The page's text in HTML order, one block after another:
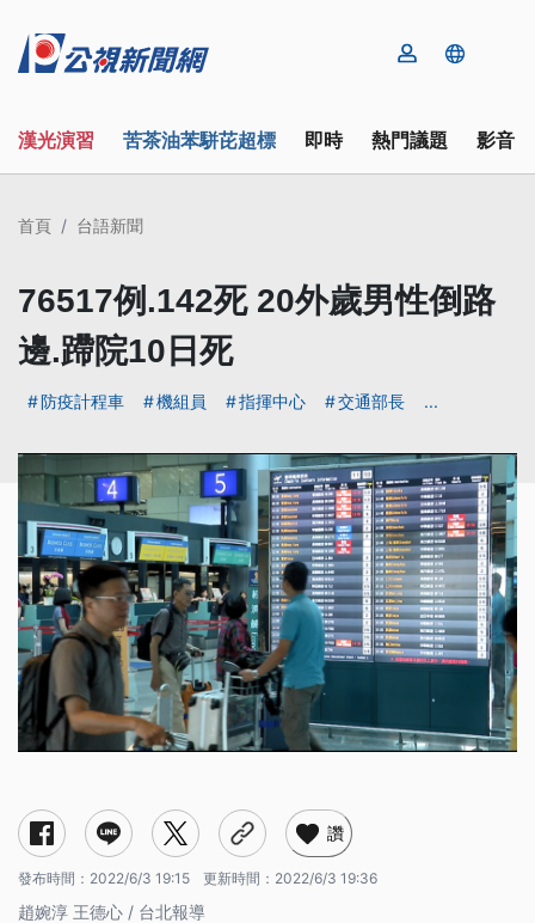
漢光演習 苦茶油苯駢芘超標 即時 熱門議題 影音
首頁 台語新聞
76517例.142死 20外歲男性倒路
邊.蹛院10日死
防疫計程車 機組員 指揮中心 交通部長 ...
讚
發布時間： 2022/6/3 19:15 更新時間： 2022/6/3 19:36
趙婉淳 王德心 / 台北報導